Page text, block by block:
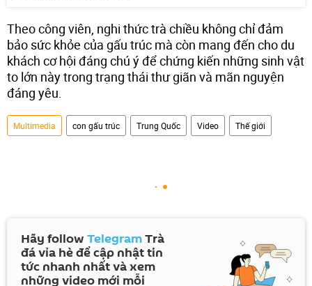
Theo công viên, nghi thức trà chiều không chỉ đảm
bảo sức khỏe của gấu trúc mà còn mang đến cho du
khách cơ hội đáng chú ý để chứng kiến những sinh vật
to lớn này trong trạng thái thư giãn và mãn nguyện
đáng yêu.
Multimedia con gấu trúc Trung Quốc Video Thế giới
Hãy follow TelegramTrà
đá vỉa hè để cập nhật tin
tức nhanh nhất và xem
những video mới mỗi